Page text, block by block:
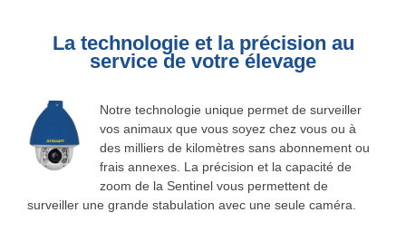
La technologie et la précision au
service de votre élevage
Notre technologie unique permet de surveiller
vos animaux que vous soyez chez vous ou à
des milliers de kilomètres sans abonnement ou
frais annexes. La précision et la capacité de
zoom de la Sentinel vous permettent de
surveiller une grande stabulation avec une seule caméra.